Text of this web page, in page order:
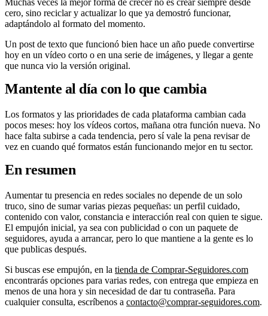
Muchas veces la mejor forma de crecer no es crear siempre desde
cero, sino reciclar y actualizar lo que ya demostró funcionar,
adaptándolo al formato del momento.
Un post de texto que funcionó bien hace un año puede convertirse
hoy en un vídeo corto o en una serie de imágenes, y llegar a gente
que nunca vio la versión original.
Mantente al día con lo que cambia
Los formatos y las prioridades de cada plataforma cambian cada
pocos meses: hoy los vídeos cortos, mañana otra función nueva. No
hace falta subirse a cada tendencia, pero sí vale la pena revisar de
vez en cuando qué formatos están funcionando mejor en tu sector.
En resumen
Aumentar tu presencia en redes sociales no depende de un solo
truco, sino de sumar varias piezas pequeñas: un perfil cuidado,
contenido con valor, constancia e interacción real con quien te sigue.
El empujón inicial, ya sea con publicidad o con un paquete de
seguidores, ayuda a arrancar, pero lo que mantiene a la gente es lo
que publicas después.
Si buscas ese empujón, en la tienda de Comprar-Seguidores.com
encontrarás opciones para varias redes, con entrega que empieza en
menos de una hora y sin necesidad de dar tu contraseña. Para
cualquier consulta, escríbenos a contacto@comprar-seguidores.com.